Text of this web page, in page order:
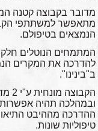
מתאפשר למשתתפי
הנמצאים בטיפולם.
המתמחים הנוטלים
להדרכה את המקרים
ב"בינינו".
ובמהלכה תהיה אפשרות
ההדרכה מההיבט
טיפוליות שונות.